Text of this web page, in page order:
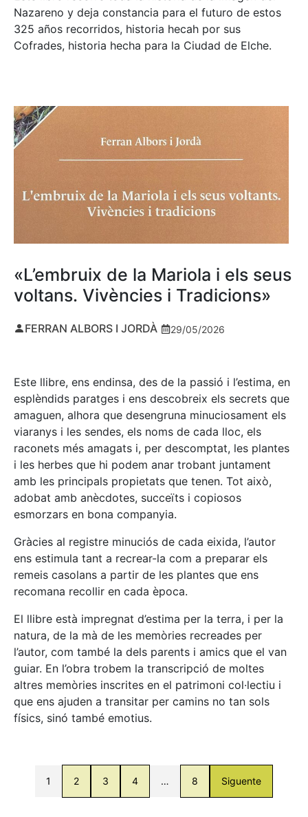
Nazareno y deja constancia para el futuro de estos
325 años recorridos, historia hecah por sus
Cofrades, historia hecha para la Ciudad de Elche.
«L’embruix de la Mariola i els seus
voltans. Vivències i Tradicions»
FERRAN ALBORS I JORDÀ 29/05/2026
Este llibre, ens endinsa, des de la passió i l’estima, en
esplèndids paratges i ens descobreix els secrets que
amaguen, alhora que desengruna minuciosament els
viaranys i les sendes, els noms de cada lloc, els
raconets més amagats i, per descomptat, les plantes
i les herbes que hi podem anar trobant juntament
amb les principals propietats que tenen. Tot això,
adobat amb anècdotes, succeïts i copiosos
esmorzars en bona companyia.
Gràcies al registre minuciós de cada eixida, l’autor
ens estimula tant a recrear-la com a preparar els
remeis casolans a partir de les plantes que ens
recomana recollir en cada època.
El llibre està impregnat d’estima per la terra, i per la
natura, de la mà de les memòries recreades per
l’autor, com també la dels parents i amics que el van
guiar. En l’obra trobem la transcripció de moltes
altres memòries inscrites en el patrimoni col·lectiu i
que ens ajuden a transitar per camins no tan sols
físics, sinó també emotius.
1 2 3 4 … 8 Siguente